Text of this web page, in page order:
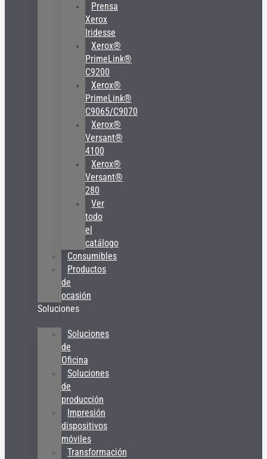
Prensa
Xerox
Iridesse
Xerox®
PrimeLink®
C9200
Xerox®
PrimeLink®
C9065/C9070
Xerox®
Versant®
4100
Xerox®
Versant®
280
Ver
todo
el
catálogo
Consumibles
Productos
de
ocasión
Soluciones
Soluciones
de
Oficina
Soluciones
de
producción
Impresión
dispositivos
móviles
Transformación